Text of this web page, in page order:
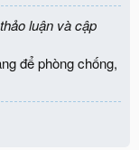
luận và cập
để phòng chống,